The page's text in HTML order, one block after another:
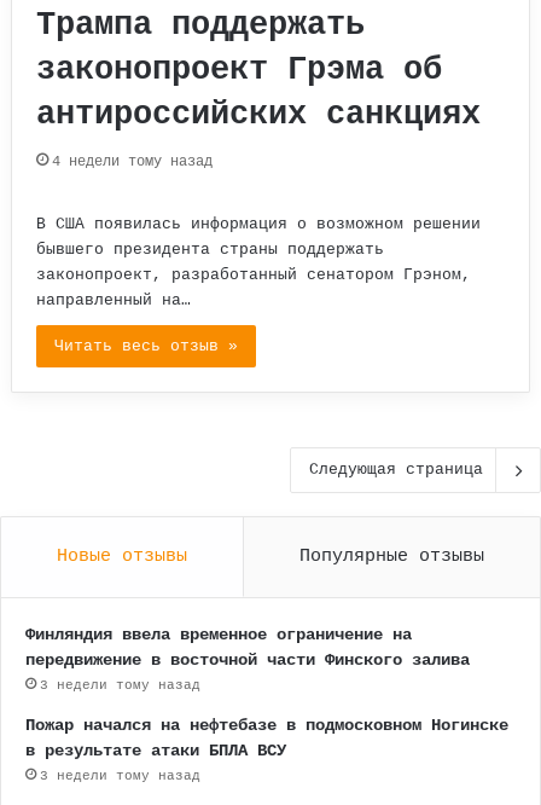
Трампа поддержать
законопроект Грэма об
антироссийских санкциях
4 недели тому назад
В США появилась информация о возможном решении
бывшего президента страны поддержать
законопроект, разработанный сенатором Грэном,
направленный на…
Читать весь отзыв »
Следующая страница
Новые отзывы Популярные отзывы
Финляндия ввела временное ограничение на
передвижение в восточной части Финского залива
3 недели тому назад
Пожар начался на нефтебазе в подмосковном Ногинске
в результате атаки БПЛА ВСУ
3 недели тому назад